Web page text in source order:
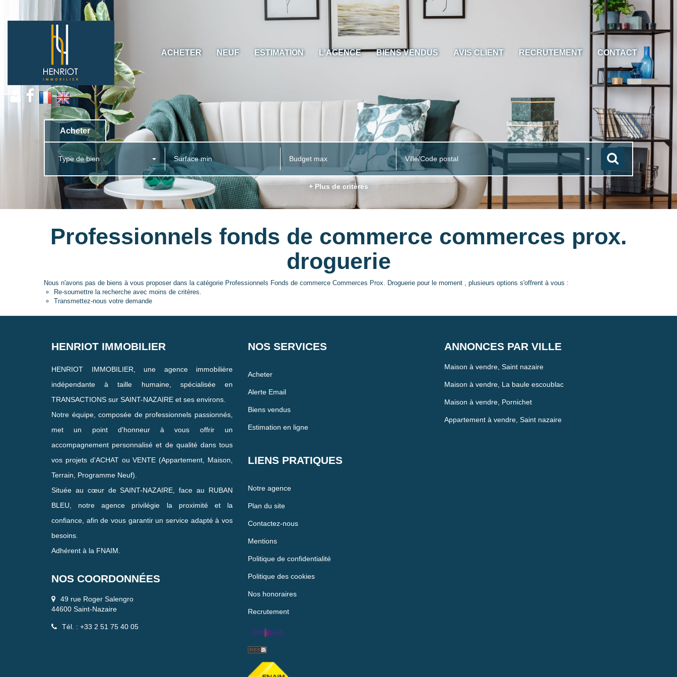
ACHETER NEUF ESTIMATION L'AGENCE BIENS VENDUS AVIS CLIENT RECRUTEMENT CONTACT
Acheter
Type de bien Ville/Code postal
+ Plus de critères
Professionnels fonds de commerce commerces prox.
droguerie
Nous n'avons pas de biens à vous proposer dans la catégorie Professionnels Fonds de commerce Commerces Prox. Droguerie pour le moment , plusieurs options s'offrent à vous :
Re-soumettre la recherche avec moins de critères.
Transmettez-nous votre demande
HENRIOT IMMOBILIER
HENRIOT IMMOBILIER, une agence immobilière
indépendante à taille humaine, spécialisée en
TRANSACTIONS sur SAINT-NAZAIRE et ses environs.
Notre équipe, composée de professionnels passionnés,
met un point d'honneur à vous offrir un
accompagnement personnalisé et de qualité dans tous
vos projets d'ACHAT ou VENTE (Appartement, Maison,
Terrain, Programme Neuf).
Située au cœur de SAINT-NAZAIRE, face au RUBAN
BLEU, notre agence privilégie la proximité et la
confiance, afin de vous garantir un service adapté à vos
besoins.
Adhérent à la FNAIM.
NOS COORDONNÉES
49 rue Roger Salengro
44600 Saint-Nazaire
Tél. : +33 2 51 75 40 05
NOS SERVICES
Acheter
Alerte Email
Biens vendus
Estimation en ligne
LIENS PRATIQUES
Notre agence
Plan du site
Contactez-nous
Mentions
Politique de confidentialité
Politique des cookies
Nos honoraires
Recrutement
ANNONCES PAR VILLE
Maison à vendre, Saint nazaire
Maison à vendre, La baule escoublac
Maison à vendre, Pornichet
Appartement à vendre, Saint nazaire